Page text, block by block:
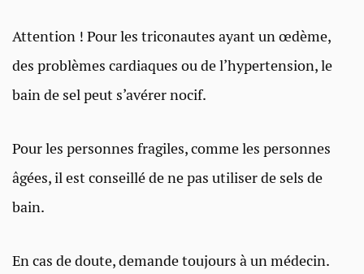
Attention ! Pour les triconautes ayant un œdème,
des problèmes cardiaques ou de l’hypertension, le
bain de sel peut s’avérer nocif.
Pour les personnes fragiles, comme les personnes
âgées, il est conseillé de ne pas utiliser de sels de
bain.
En cas de doute, demande toujours à un médecin.